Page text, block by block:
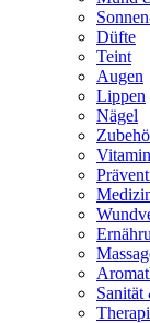
Düfte
Teint
Augen
Lippen
Nägel